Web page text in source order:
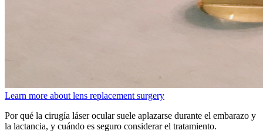
Learn more about lens replacement surgery
Por qué la cirugía láser ocular suele aplazarse durante el embarazo y
la lactancia, y cuándo es seguro considerar el tratamiento.